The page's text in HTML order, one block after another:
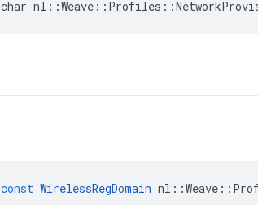
char
const WirelessRegDomain nl ::Weave ::